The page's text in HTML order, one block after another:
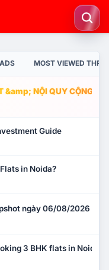
MOST VIEWED
&amp; NỘI QUY CỘNG
Guide
in Noida?
ngày 06/08/2026
3 BHK flats in Noida?